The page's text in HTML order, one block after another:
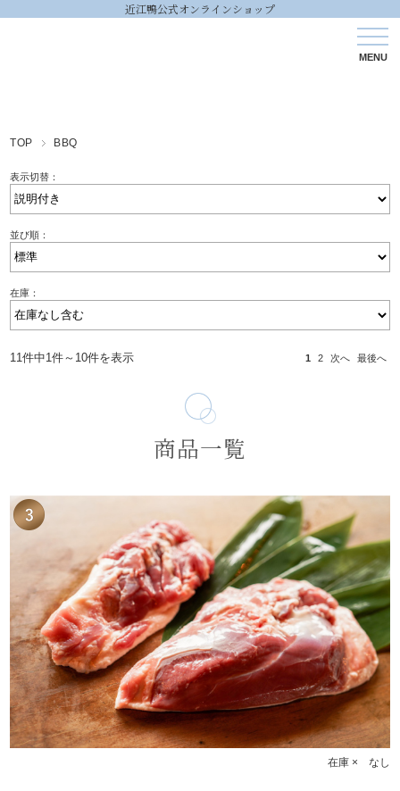
近江鴨公式オンラインショップ
TOP BBQ
表示切替：
並び順：
在庫：
11件中1件～10件を表示 1 2 次へ 最後へ
商品一覧
在庫 × なし